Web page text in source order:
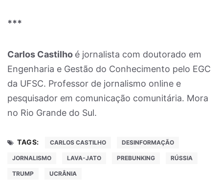
***
Carlos Castilho é jornalista com doutorado em
Engenharia e Gestão do Conhecimento pelo EGC
da UFSC. Professor de jornalismo online e
pesquisador em comunicação comunitária. Mora
no Rio Grande do Sul.
TAGS: CARLOS CASTILHO DESINFORMAÇÃO
JORNALISMO LAVA-JATO PREBUNKING RÚSSIA
TRUMP UCRÂNIA